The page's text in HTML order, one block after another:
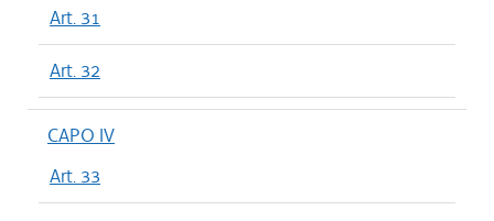
Art. 31
Art. 32
CAPO IV
Art. 33